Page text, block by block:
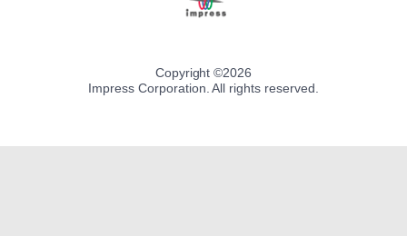
Copyright ©2026
Impress Corporation. All rights reserved.